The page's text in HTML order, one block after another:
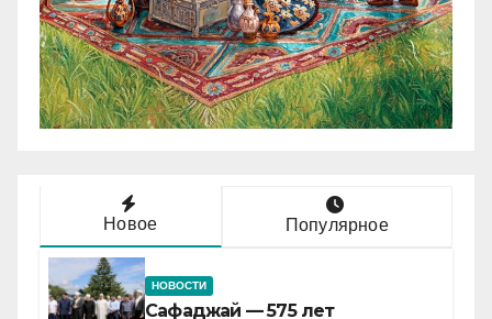
Новое Популярное
НОВОСТИ
Сафаджай — 575 лет